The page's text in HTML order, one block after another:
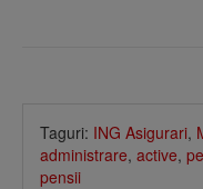
Taguri: ING Asigurari,
administrare, active,
pensii